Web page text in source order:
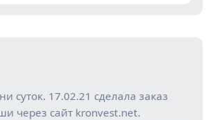
суток. 17.02.21 сделала заказ
через сайт kronvest.net.